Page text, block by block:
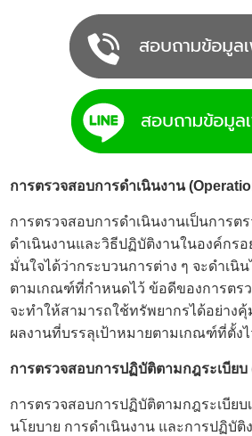
การตรวจสอบการดำเนินงาน
การตรวจสอบการดำเนินงานเป็นการต
ดำเนินงานและวิธีปฏิบัติงานในองค์กรอ
มั่นใจได้ว่ากระบวนการต่าง ๆ จะดำเนิ
ตามเกณฑ์ที่กำหนดไว้ ข้อดีของการตร
จะทำให้สามารถใช้ทรัพยากรได้อย่าง
ผลงานที่บรรลุเป้าหมายตามเกณฑ์ที่ตั้งไ
การตรวจสอบการปฏิบัติตามกฎระเบีย
การตรวจสอบการปฏิบัติตามกฎระเบียบ
นโยบาย การดำเนินงาน และการปฏิบัติ